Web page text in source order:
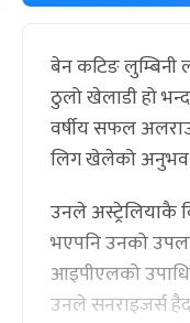
बेन कटिङ लुम्बिनी
ठुलो खेलाडी हो
वर्षीय सफल
लिग खेलेको
उनले अस्ट्रेलियाकै
भएपनि उनको
आइपीएलको
उनले सनराइजर्स